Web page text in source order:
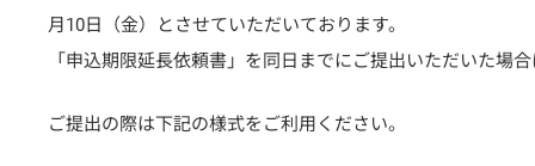
月10日（金）とさせていただいております。
「申込期限延長依頼書」を同日までにご提出いただいた場
ご提出の際は下記の様式をご利用ください。